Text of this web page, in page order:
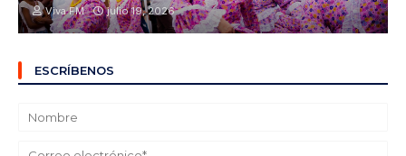
Viva FM julio 19, 2026
ESCRÍBENOS